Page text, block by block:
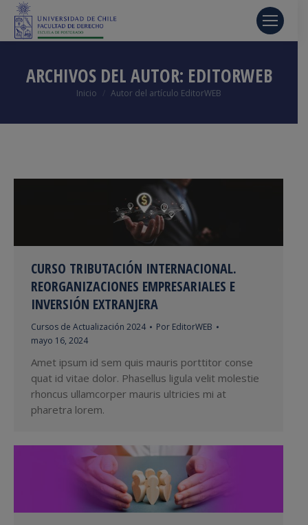
ARCHIVOS DEL AUTOR: EDITORWEB
Estás aquí:
Inicio Autor del artículo EditorWEB
CURSO TRIBUTACIÓN INTERNACIONAL.
REORGANIZACIONES EMPRESARIALES E
INVERSIÓN EXTRANJERA
Cursos de Actualización 2024 Por EditorWEB
mayo 16, 2024
Amet ipsum id sem quis mauris porttitor conse
quat id vitae dolor. Phasellus ligula velit molestie
rhoncus ullamcorper mauris ultricies mi at
pharetra lorem.